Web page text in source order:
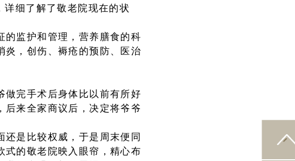
细了解了敬老院现在的状
的监护和管理，营养膳食的科
炎，创伤、褥疮的预防、医治
做完手术后身体比以前有所好
后来全家商议后，决定将爷爷
是比较权威，于是周末便同
式的敬老院映入眼帘，精心布